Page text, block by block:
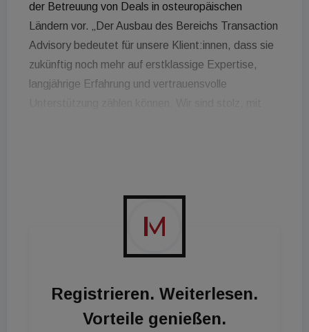
der Betreuung von Deals in osteuropäischen
Ländern vor. „Der Ausbau des Bereichs Transaction
Advisory bedeutet für unsere Klient:innen, dass sie
zukünftig noch mehr auf erstklassige Expertise,
langjährige Erfahrung und vertrauensvolle
haben“, betont Gerda Leimer, Partnerin und Leiterin
des Bereichs TAS bei Grant Thornton Austria.
Alexander Horn wird als Partner im Bereich TAS
tätig sein. Er verfügt über mehr als 16 Jahre
grenzüberschreitende Financial Due Diligence-
Projekte auf Käufer:innen- und
Registrieren. Weiterlesen.
Vorteile genießen.